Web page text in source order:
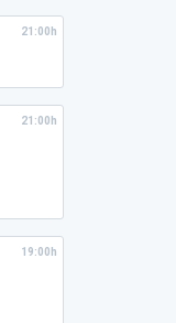
21:00h
21:00h
19:00h